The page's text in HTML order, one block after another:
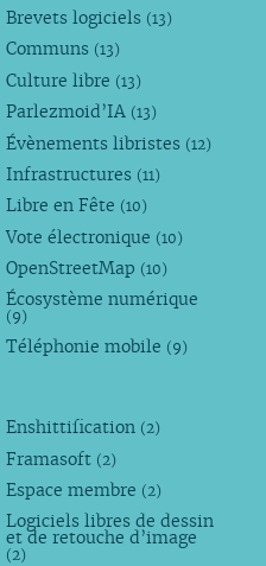
Brevets logiciels (13)
Communs (13)
Culture libre (13)
Parlezmoid’IA (13)
Évènements libristes (12)
Infrastructures (11)
Libre en Fête (10)
Vote électronique (10)
OpenStreetMap (10)
Écosystème numérique
(9)
Téléphonie mobile (9)
Enshittification (2)
Framasoft (2)
Espace membre (2)
Logiciels libres de dessin
et de retouche d’image
(2)